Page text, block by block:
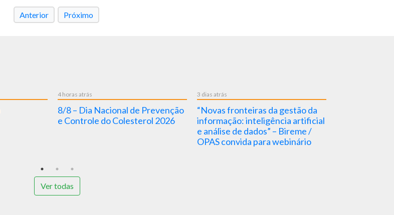
Anterior Próximo
4 horas atrás
8/8 – Dia Nacional de Prevenção
e Controle do Colesterol 2026
3 dias atrás
“Novas fronteiras da gestão da
informação: inteligência artificial
e análise de dados” – Bireme /
OPAS convida para webinário
Ver todas